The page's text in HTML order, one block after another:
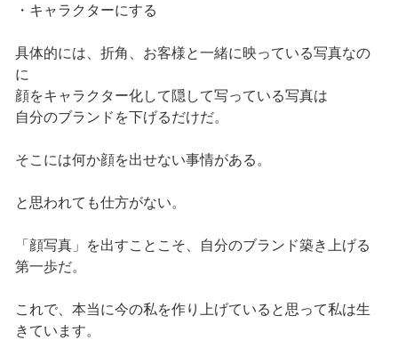
・キャラクターにする
具体的には、折角、お客様と一緒に映っている写真なの
に
顔をキャラクター化して隠して写っている写真は
自分のブランドを下げるだけだ。
そこには何か顔を出せない事情がある。
と思われても仕方がない。
「顔写真」を出すことこそ、自分のブランド築き上げる
第一歩だ。
これで、本当に今の私を作り上げていると思って私は生
きています。